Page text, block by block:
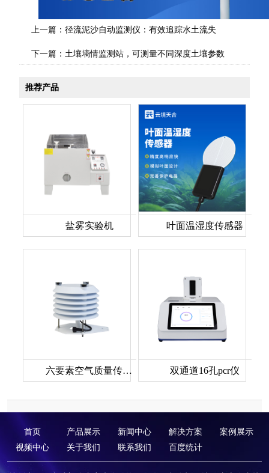
上一篇： 径流泥沙自动监测仪：有效追踪水土流失
下一篇： 土壤墒情监测站，可测量不同深度土壤参数
推荐产品
盐雾实验机 叶面温湿度传感器
六要素空气质量传感器 双通道16孔pcr仪
首页 产品展示 新闻中心 解决方案
案例展示
视频中心
关于我们 联系我们 百度统计